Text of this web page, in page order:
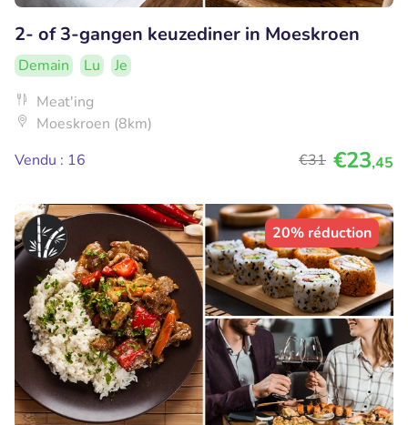
2- of 3-gangen keuzediner in Moeskroen
Demain Lu
Je
Meat'ing
Moeskroen (8km)
Vendu : 16
€31 €23,45
20% réduction